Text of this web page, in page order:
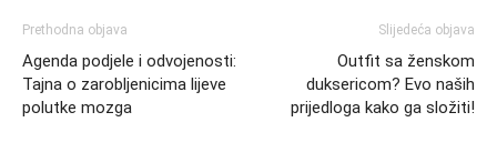
Prethodna objava
Agenda podjele i odvojenosti:
Tajna o zarobljenicima lijeve
polutke mozga
Slijedeća objava
Outfit sa ženskom
duksericom? Evo naših
prijedloga kako ga složiti!